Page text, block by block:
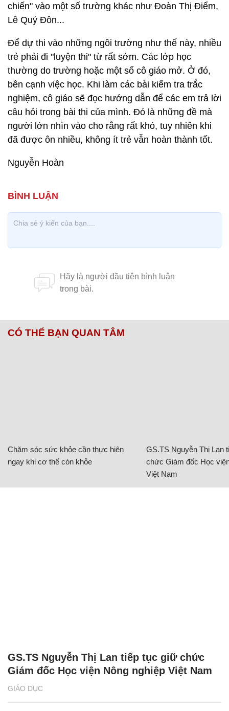
chiến" vào một số trường khác như Đoàn Thị Điểm,
Lê Quý Đôn...
Để dự thi vào những ngôi trường như thế này, nhiều
trẻ phải đi "luyện thi" từ rất sớm. Các lớp học
thường do trường hoặc một số cô giáo mở. Ở đó,
bên cạnh việc học. Khi làm các bài kiểm tra trắc
nghiệm, cô giáo sẽ đọc hướng dẫn để các em trả lời
câu hỏi trong bài thi của mình. Đó là những đề mà
người lớn nhìn vào cho rằng rất khó, tuy nhiên khi
đã được ôn nhiều, không ít trẻ vẫn hoàn thành tốt.
Nguyễn Hoàn
CÓ THỂ BẠN QUAN TÂM
Chăm sóc sức khỏe cần thực hiện
ngay khi cơ thể còn khỏe
GS.TS Nguyễn Thị Lan
chức Giám đốc Học
Việt Nam
GIÁO DỤC
GS.TS Nguyễn Thị Lan tiếp tục giữ chức
Giám đốc Học viện Nông nghiệp Việt Nam